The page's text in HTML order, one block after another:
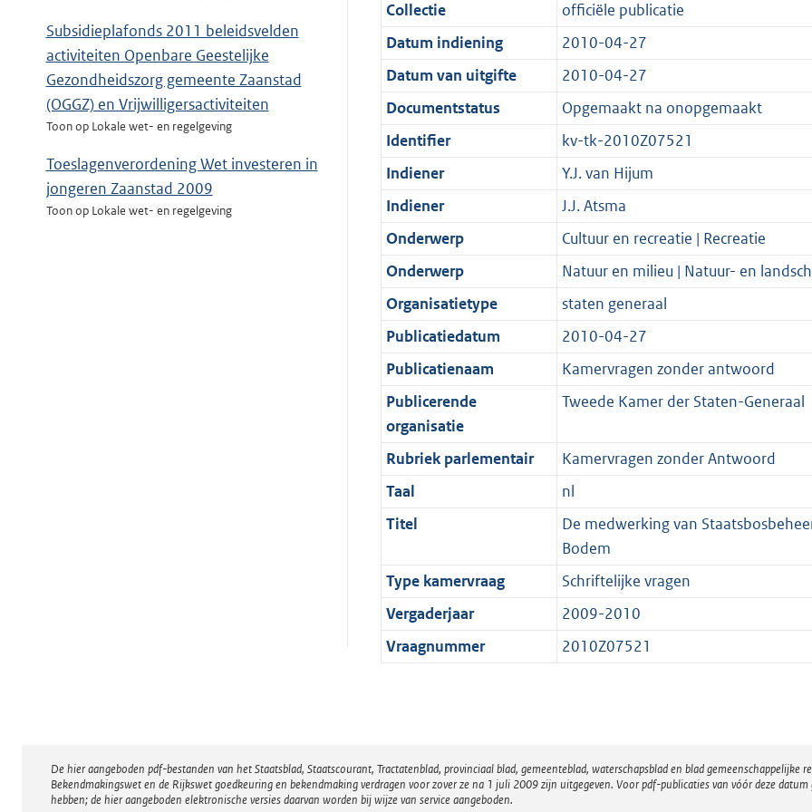
Subsidieplafonds 2011 beleidsvelden
activiteiten Openbare Geestelijke
Gezondheidszorg gemeente Zaanstad
(OGGZ) en Vrijwilligersactiviteiten
Toon op Lokale wet- en regelgeving
Toeslagenverordening Wet investeren in
jongeren Zaanstad 2009
Toon op Lokale wet- en regelgeving
i
e
i
n
f
o
r
m
a
a
t
3
8
K
b
t
i
e
i
n
f
o
r
m
a
a
t
:
9
K
b
a
t
i
e
i
n
f
o
r
m
a
a
t
e
:
2
K
b
c
a
t
i
e
i
n
f
o
r
m
a
a
t
t
e
:
1
K
b
d
s
g
r
o
o
t
e
:
2
K
b
n
d
g
r
o
o
t
t
e
:
2
K
b
Collectie
officiële publicatie
Datum indiening
2010-04-27
Datum van uitgifte
2010-04-27
Documentstatus
Opgemaakt na onopgemaakt
Identifier
kv-tk-2010Z07521
Indiener
Y.J. van Hijum
Indiener
J.J. Atsma
Onderwerp
Cultuur en recreatie | Recreatie
Onderwerp
Natuur en milieu | Natuur- en
Organisatietype
staten generaal
Publicatiedatum
2010-04-27
Publicatienaam
Kamervragen zonder antwoord
Publicerende
organisatie
Tweede Kamer der Staten-Generaal
Rubriek parlementair
Kamervragen zonder Antwoord
Taal
nl
Titel
De medwerking van
Bodem
Type kamervraag
Schriftelijke vragen
Vergaderjaar
2009-2010
Vraagnummer
2010Z07521
Disclaimer
De hier aangeboden pdf-bestanden van het Staatsblad, Staatscourant, Tractatenblad, provinciaal blad, gemeenteblad, waterschapsblad en blad
Bekendmakingswet en de Rijkswet goedkeuring en bekendmaking verdragen voor zover ze na 1 juli 2009 zijn uitgegeven. Voor pdf-publicaties van vóór deze
hebben; de hier aangeboden elektronische versies daarvan worden bij wijze van service aangeboden.